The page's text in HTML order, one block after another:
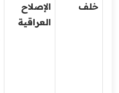
خلف
الإصلاح
العراقية